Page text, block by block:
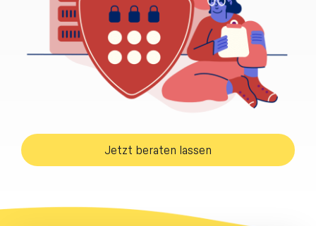
Jetzt beraten lassen